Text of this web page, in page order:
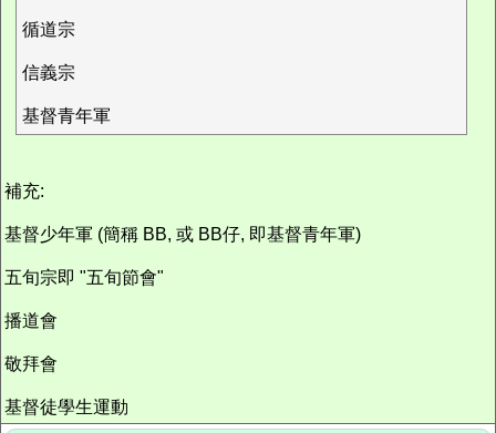
循道宗
信義宗
基督青年軍
補充:
基督少年軍 (簡稱 BB, 或 BB仔, 即基督青年軍)
五旬宗即 "五旬節會"
播道會
敬拜會
基督徒學生運動